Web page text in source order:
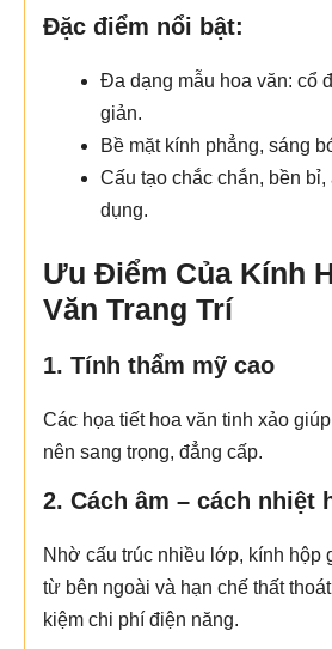
Đặc điểm nổi bật:
Đa dạng mẫu hoa văn: cổ
giản.
Bề mặt kính phẳng, sáng
Cấu tạo chắc chắn, bền
dụng.
Ưu Điểm Của Kính
Văn Trang Trí
1. Tính thẩm mỹ cao
Các họa tiết hoa văn tinh xảo
nên sang trọng, đẳng cấp.
2. Cách âm – cách nhiệt
Nhờ cấu trúc nhiều lớp, kính hộp
từ bên ngoài và hạn chế thất
kiệm chi phí điện năng.